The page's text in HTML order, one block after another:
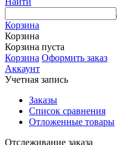
Корзина
Корзина
Корзина пуста
Корзина Оформить заказ
Аккаунт
Учетная запись
Заказы
Список сравнения
Отложенные товары
Отслеживание заказа